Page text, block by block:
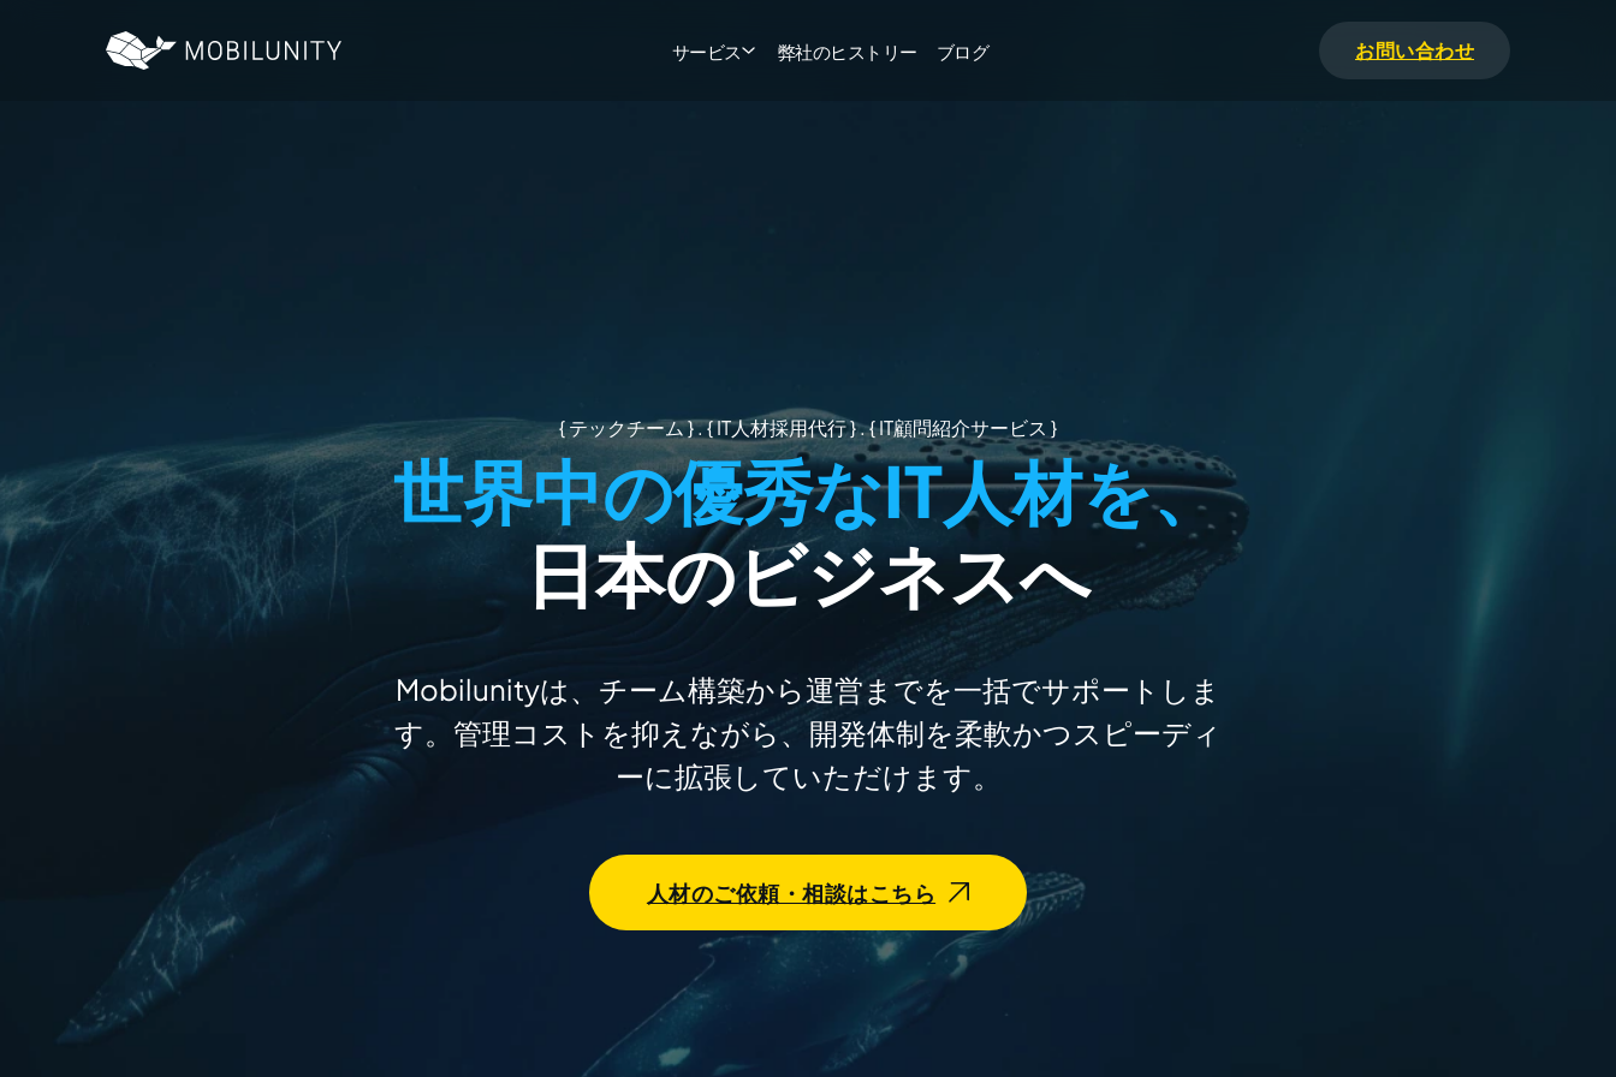
content サービス 弊社のヒストリー ブログ お問い合わせ
{ テックチーム } . { IT人材採用代行 } . { IT顧問紹介サービス }
世界中の優秀なIT人材を、
日本のビジネスへ
Mobilunityは、チーム構築から運営までを一括でサポートしま
す。管理コストを抑えながら、開発体制を柔軟かつスピーディ
ーに拡張していただけます。
人材のご依頼・相談はこちら